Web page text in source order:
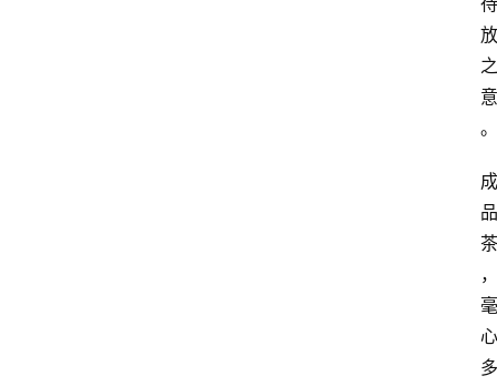
放
之
意
。
成
品
茶
，
毫
心
多